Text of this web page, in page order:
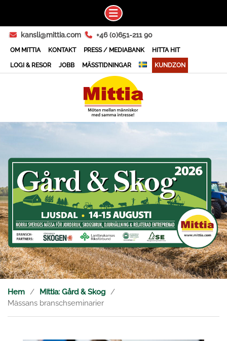
Skip
content
kansli@mittia.com +46 (0)651-211 90
OM MITTIA KONTAKT PRESS / MEDIABANK HITTA HIT
LOGI & RESOR JOBB MÄSSTIDNINGAR KUNDZON
Hem
Mittia: Gård & Skog
Mässans branschseminarier